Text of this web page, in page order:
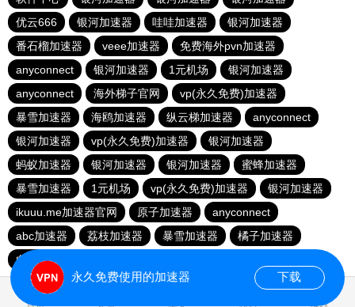
优云666
银河加速器 哇哇加速器
银河加速器
番石榴加速器
veee加速器
免费海外pvn加速器
anyconnect
银河加速器 1元机场
银河加速器
anyconnect
海外梯子官网
vp(永久免费)加速器
暴雪加速器
海鸥加速器 纵云梯加速器
anyconnect
银河加速器
vp(永久免费)加速器
银河加速器
蚂蚁加速器
银河加速器 银河加速器
蜜蜂加速器
暴雪加速器
1元机场 vp(永久免费)加速器
银河加速器
ikuuu.me加速器官网
原子加速器
anyconnect
abc加速器
荔枝加速器 暴雪加速器
橘子加速器
白鲸加速器
永久免费使用的加速器 下载